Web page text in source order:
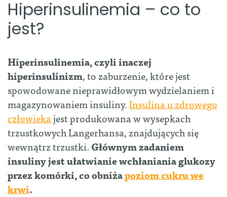
Hiperinsulinemia – co to
jest?
Hiperinsulinemia, czyli inaczej
hiperinsulinizm, to zaburzenie, które jest
spowodowane nieprawidłowym wydzielaniem i
magazynowaniem insuliny.Insulina u zdrowego
człowiekajest produkowana w wysepkach
trzustkowych Langerhansa, znajdujących się
wewnątrz trzustki.Głównym zadaniem
insuliny jest ułatwianie wchłaniania glukozy
przez komórki, co obniżapoziom cukru we
krwi.